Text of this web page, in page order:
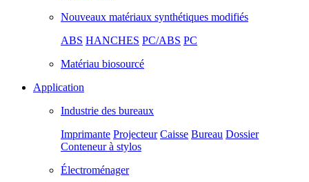
Nouveaux matériaux synthétiques modifiés
ABS HANCHES PC/ABS PC
Matériau biosourcé
Application
Industrie des bureaux
Imprimante Projecteur Caisse Bureau Dossier
Conteneur à stylos
Électroménager